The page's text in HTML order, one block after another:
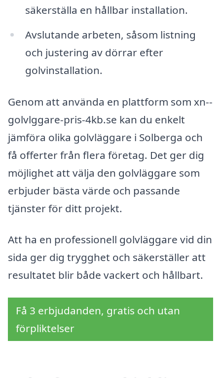
säkerställa en hållbar installation.
Avslutande arbeten, såsom listning
och justering av dörrar efter
golvinstallation.
Genom att använda en plattform som xn--
golvlggare-pris-4kb.se kan du enkelt
jämföra olika golvläggare i Solberga och
få offerter från flera företag. Det ger dig
möjlighet att välja den golvläggare som
erbjuder bästa värde och passande
tjänster för ditt projekt.
Att ha en professionell golvläggare vid din
sida ger dig trygghet och säkerställer att
resultatet blir både vackert och hållbart.
Få 3 erbjudanden, gratis och utan
förpliktelser